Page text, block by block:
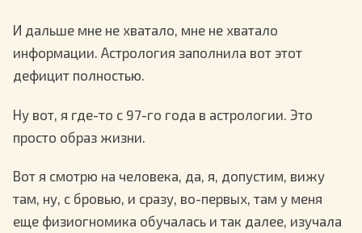
И дальше мне не хватало, мне не хватало
информации. Астрология заполнила вот этот
дефицит полностью.
Ну вот, я где-то с 97-го года в астрологии. Это
просто образ жизни.
Вот я смотрю на человека, да, я, допустим, вижу
там, ну, с бровью, и сразу, во-первых, там у меня
еще физиогномика обучалась и так далее, изучала